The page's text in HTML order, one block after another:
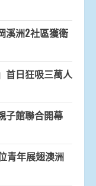
溪洲2社區獲衛
首日狂吸三萬人
子館聯合開幕
青年展翅澳洲